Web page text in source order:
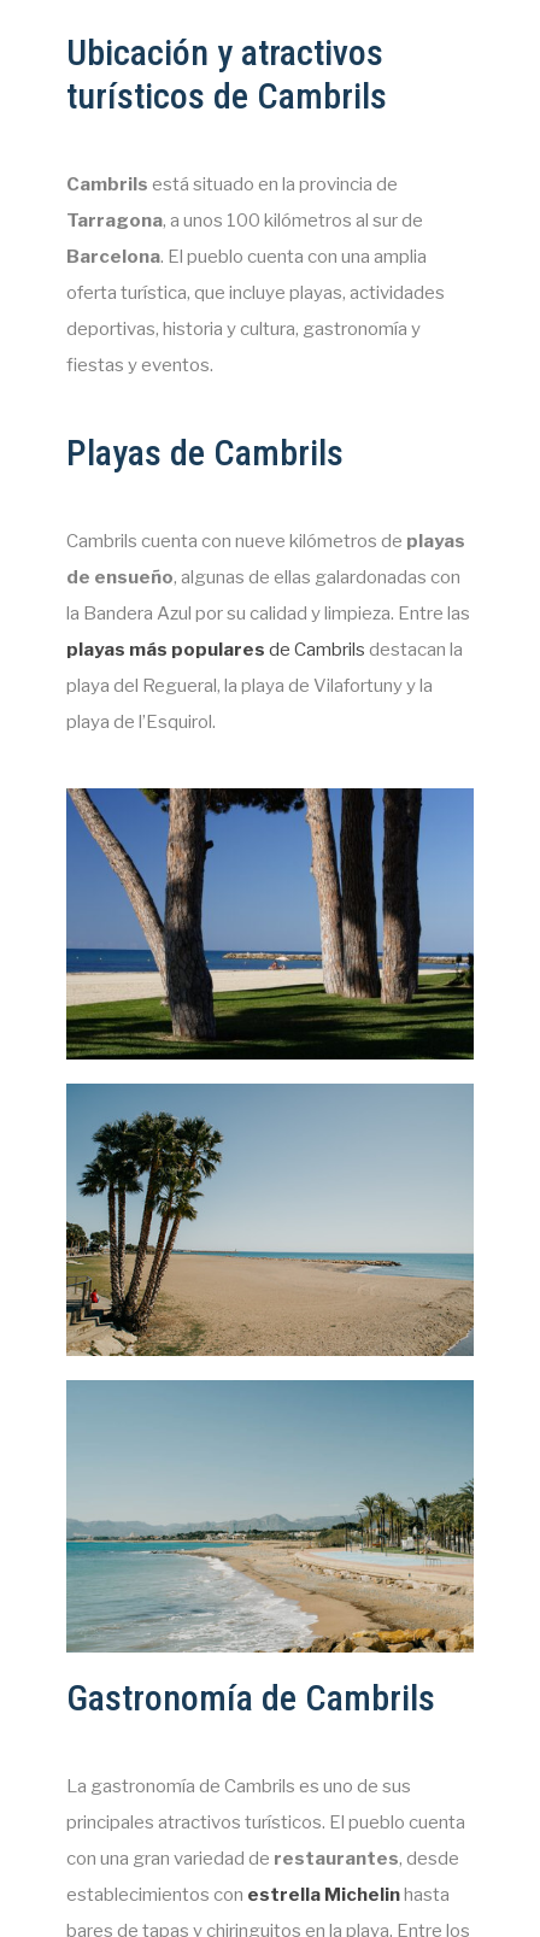
Ubicación y atractivos
turísticos de Cambrils
Cambrils está situado en la provincia de
Tarragona, a unos 100 kilómetros al sur de
Barcelona. El pueblo cuenta con una amplia
oferta turística, que incluye playas, actividades
deportivas, historia y cultura, gastronomía y
fiestas y eventos.
Playas de Cambrils
Cambrils cuenta con nueve kilómetros de playas
de ensueño, algunas de ellas galardonadas con
la Bandera Azul por su calidad y limpieza. Entre las
playas más populares de Cambrils destacan la
playa del Regueral, la playa de Vilafortuny y la
playa de l’Esquirol.
Gastronomía de Cambrils
La gastronomía de Cambrils es uno de sus
principales atractivos turísticos. El pueblo cuenta
con una gran variedad de restaurantes, desde
establecimientos con estrella Michelinhasta
bares de tapas y chiringuitos en la playa. Entre los